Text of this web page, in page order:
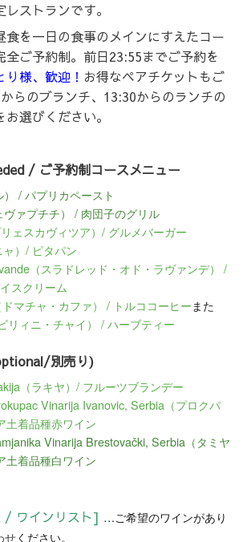
ストランです。
食を一日の食事のメインにすえたコー
全ご予約制。前日23:55までご予約を
り様、歓迎！ お得なペアチケットもご
らのブランチ、13:30からのランチの
選びください。
/ ご予約制コースメニュー
/ パプリカペースト
ァプチチ） / 肉団子のグリル
ェスカヴィツア）/ グルメバーガー
）/ ピタパン
（スラドレッド・オド・ラヴァンデ） /
スクリーム
マチャ・カファ） / トルココーヒーまた
リィニ・チャイ） / ハーブティー
別売り)
（ラキヤ）/ フルーツブランデー
Vinarija Ivanovic, Serbia（プロクパ
土着品種赤ワイン
Vinarija Brestovački, Serbia（タミヤ
土着品種白ワイン
ワインリスト] …ご希望のワインがあり
せください。